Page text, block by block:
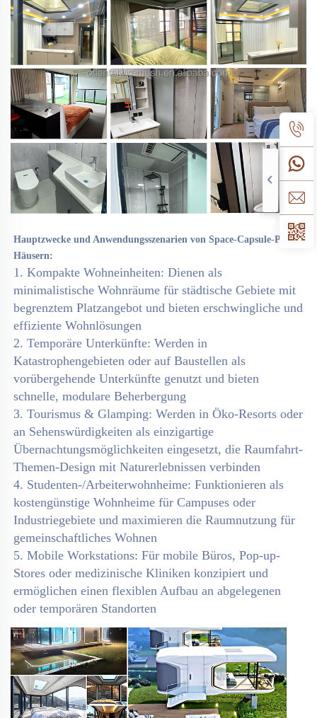
Hauptzwecke und Anwendungsszenarien von Space-Capsule-Pod-
Häusern:
1. Kompakte Wohneinheiten: Dienen als
minimalistische Wohnräume für städtische Gebiete mit
begrenztem Platzangebot und bieten erschwingliche und
effiziente Wohnlösungen
2. Temporäre Unterkünfte: Werden in
Katastrophengebieten oder auf Baustellen als
vorübergehende Unterkünfte genutzt und bieten
schnelle, modulare Beherbergung
3. Tourismus & Glamping: Werden in Öko-Resorts oder
an Sehenswürdigkeiten als einzigartige
Übernachtungsmöglichkeiten eingesetzt, die Raumfahrt-
Themen-Design mit Naturerlebnissen verbinden
4. Studenten-/Arbeiterwohnheime: Funktionieren als
kostengünstige Wohnheime für Campuses oder
Industriegebiete und maximieren die Raumnutzung für
gemeinschaftliches Wohnen
5. Mobile Workstations: Für mobile Büros, Pop-up-
Stores oder medizinische Kliniken konzipiert und
ermöglichen einen flexiblen Aufbau an abgelegenen
oder temporären Standorten